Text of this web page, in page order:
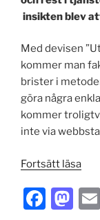
insikten blev
Med devisen
kommer man
brister i
göra några
kommer
inte via
Fortsätt läsa
med
F
M